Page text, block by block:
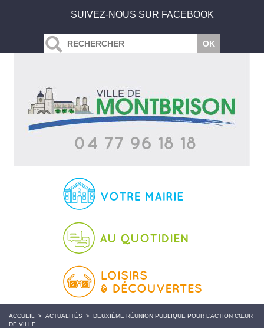
SUIVEZ-NOUS SUR FACEBOOK
ACCUEIL > ACTUALITÉS > DEUXIÈME RÉUNION PUBLIQUE POUR L’ACTION CŒUR
DE VILLE